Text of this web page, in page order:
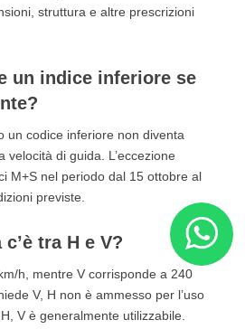
struttura e altre prescrizioni
un indice inferiore se
un codice inferiore non diventa
velocità di guida. L’eccezione
M+S nel periodo dal 15 ottobre al
previste.
tra H e V?
h, mentre V corrisponde a 240
V, H non è ammesso per l’uso
V è generalmente utilizzabile.